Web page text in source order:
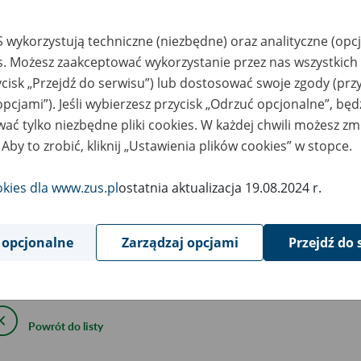
October
2024
listopada 2024 roku zmieniamy sposób logowania do
Online.
tego dnia, nie będzie dostępne logowanie do PUE/eZUS za
do PUE/eZUS pozostałymi metodami nie ulega zmianie.
Powrót do listy
wykorzystują techniczne (niezbędne) oraz analityczne
Możesz zaakceptować wykorzystanie przez nas
„Przejdź do serwisu”) lub dostosować swoje zgody
Jeśli wybierzesz przycisk „Odrzuć opcjonalne”,
tylko niezbędne pliki cookies. W każdej chwili możesz
to zrobić, kliknij „Ustawienia plików cookies” w stopce.
dla www.zus.plostatnia aktualizacja 19.08.2024 r.
Zarządzaj opcjami Przejdź do